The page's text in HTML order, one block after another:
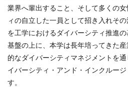
業界へ輩出すること、そして多くの
ィの自立した一員として招き入れそ
を工学におけるダイバーシティ推進
基盤の上に、本学は長年培ってきた
的なダイバーシティマネジメントを
イバーシティ・アンド・インクルー
す。